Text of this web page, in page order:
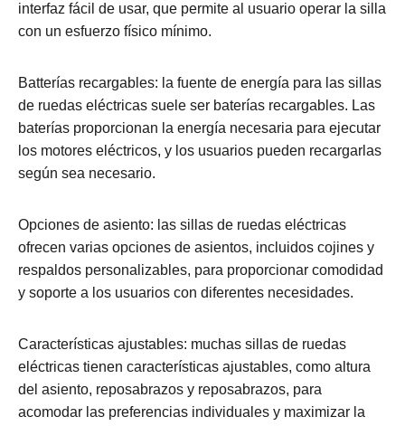
interfaz fácil de usar, que permite al usuario operar la silla
con un esfuerzo físico mínimo.
Batterías recargables: la fuente de energía para las sillas
de ruedas eléctricas suele ser baterías recargables. Las
baterías proporcionan la energía necesaria para ejecutar
los motores eléctricos, y los usuarios pueden recargarlas
según sea necesario.
Opciones de asiento: las sillas de ruedas eléctricas
ofrecen varias opciones de asientos, incluidos cojines y
respaldos personalizables, para proporcionar comodidad
y soporte a los usuarios con diferentes necesidades.
Características ajustables: muchas sillas de ruedas
eléctricas tienen características ajustables, como altura
del asiento, reposabrazos y reposabrazos, para
acomodar las preferencias individuales y maximizar la